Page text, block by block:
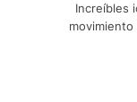
Increíbles
movimiento